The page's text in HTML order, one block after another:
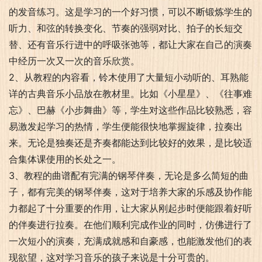
的发音练习。这是学习的一个好习惯，可以不断锻炼学生的
听力、和弦的转换变化、节奏的强弱对比、拍子的长短交
替、还有音乐行进中的呼吸张弛等，都让大家在自己的演奏
中经历一次又一次的音乐欣赏。
2、从教程的内容看，铃木使用了大量短小动听的、耳熟能
详的古典音乐小品放在教材里。比如《小星星》、《往事难
忘》、巴赫《小步舞曲》等，学生对这些作品比较熟悉，容
易激发起学习的热情，学生便能很快地掌握旋律，拉奏出
来。无论是独奏还是齐奏都能达到比较好的效果，是比较适
合集体课使用的长处之一。
3、教程的曲谱配有完满的钢琴伴奏，无论是多么简短的曲
子，都有完美的钢琴伴奏，这对于培养大家的乐感及协作能
力都起了十分重要的作用，让大家从刚起步时便能跟着好听
的伴奏进行拉奏。在他们顺利完成作业的同时，仿佛进行了
一次短小的演奏，充满成就感和自豪感，也能激发他们的表
现欲望，这对学习音乐的孩子来说是十分可贵的。